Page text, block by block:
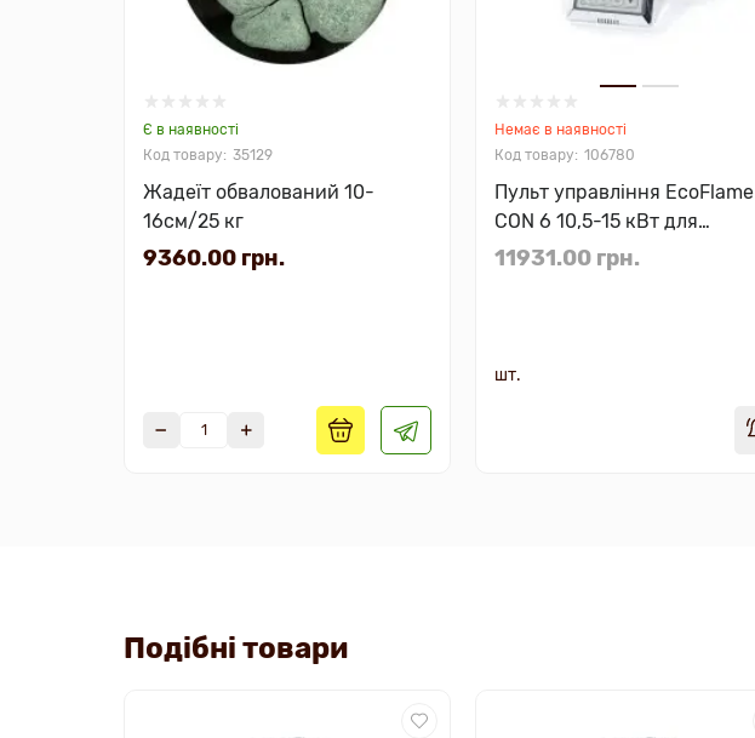
Є в наявності
35129
Жадеїт обвалований 10-
16см/25 кг
9360.00 грн.
Немає в наявності
106780
Пульт управління EcoFlame
CON 6 10,5-15 кВт для
електрокам'янок
11931.00 грн.
шт.
Подібні товари